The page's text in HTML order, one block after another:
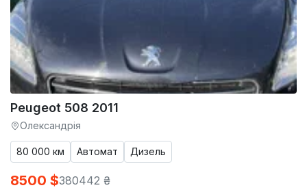
Peugeot 508 2011
Олександрія
80 000 км Автомат Дизель
8500 $380442 ₴